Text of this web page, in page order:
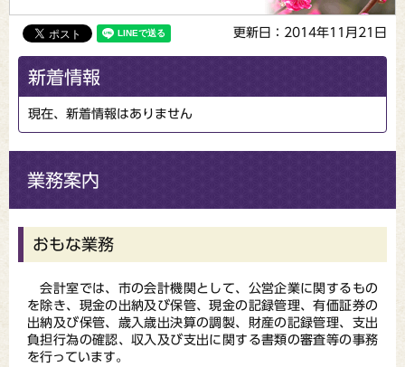
更新日：2014年11月21日
新着情報
現在、新着情報はありません
業務案内
おもな業務
会計室では、市の会計機関として、公営企業に関するもの
を除き、現金の出納及び保管、現金の記録管理、有価証券の
出納及び保管、歳入歳出決算の調製、財産の記録管理、支出
負担行為の確認、収入及び支出に関する書類の審査等の事務
を行っています。